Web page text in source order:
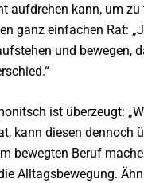
aufdrehen kann, um zu
ganz einfachen Rat:
und bewegen,
ist überzeugt:
kann diesen dennoch
bewegten Beruf
Alltagsbewegung.